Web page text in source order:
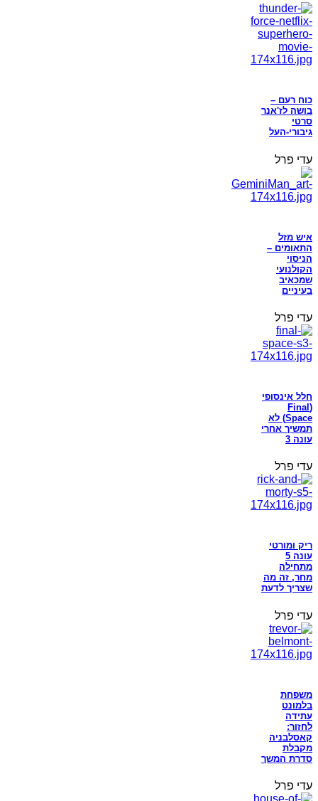
כוח רעם –
בושה לז'אנר
סרטי
גיבורי-העל
עדי פרל
איש מזל
התאומים –
הניסוי
הקולנועי
שמכאיב
בעיניים
עדי פרל
חלל אינסופי
(Final
Space) לא
תמשיך אחרי
עונה 3
עדי פרל
ריק ומורטי
עונה 5
מתחילה
מחר, זה מה
שצריך לדעת
עדי פרל
משפחת
בלמונט
עתידה
לחזור:
קאסלבניה
מקבלת
סדרת המשך
עדי פרל